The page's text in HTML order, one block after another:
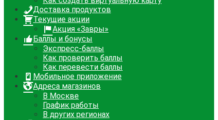
Доставка продуктов
Текущие акции
Акция «Завры»
Баллы и бонусы
Экспресс-баллы
Как проверить баллы
Как перевести баллы
Мобильное приложение
Адреса магазинов
В Москве
График работы
В других регионах